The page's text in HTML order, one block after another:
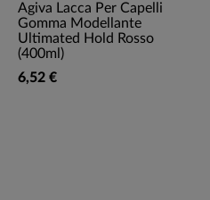
Agiva Lacca Per Capelli
Gomma Modellante
Ultimated Hold Rosso
(400ml)
6,52 €